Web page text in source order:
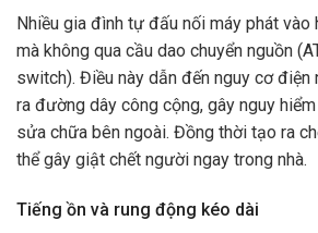
Nhiều gia đình tự đấu nối máy phát vào
mà không qua cầu dao chuyển nguồn
switch). Điều này dẫn đến nguy cơ điện
ra đường dây công cộng, gây nguy
sửa chữa bên ngoài. Đồng thời tạo ra
thể gây giật chết người ngay trong nhà.
Tiếng ồn và rung động kéo dài